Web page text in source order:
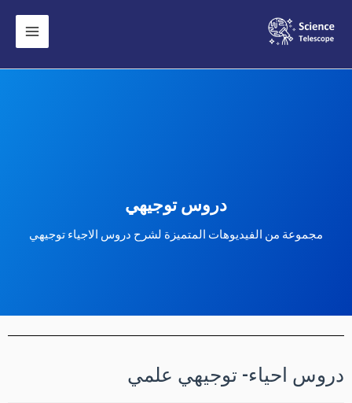
دروس توجيهي
مجموعة من الفيديوهات المتميزة لشرح دروس الاجياء توجيهي
دروس احياء- توجيهي علمي